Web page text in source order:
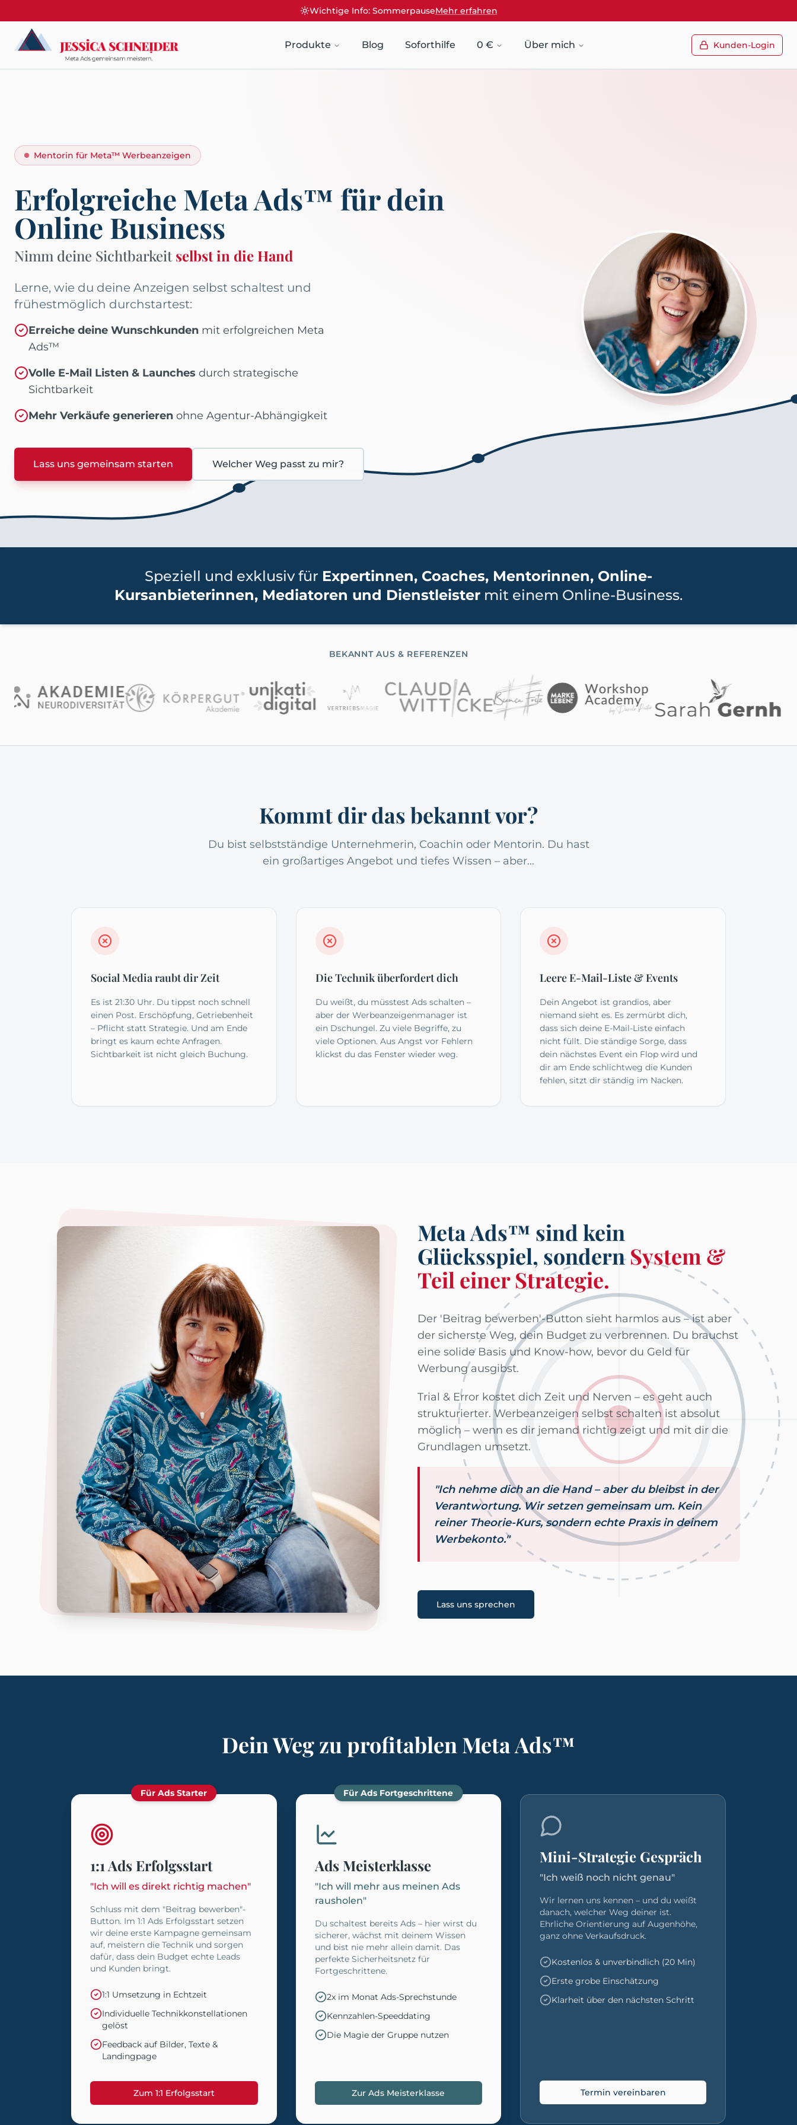
Wichtige Info: SommerpauseMehr erfahren
Produkte Blog Soforthilfe 0 € Über mich Kunden-Login
Mentorin für Meta™ Werbeanzeigen
Erfolgreiche Meta Ads™ für dein
Online Business
Nimm deine Sichtbarkeitselbst in die Hand
Lerne, wie du deine Anzeigen selbst schaltest und
frühestmöglich durchstartest:
Erreiche deine Wunschkunden mit erfolgreichen Meta
Ads™
Volle E-Mail Listen & Launches durch strategische
Sichtbarkeit
Mehr Verkäufe generieren ohne Agentur-Abhängigkeit
Lass uns gemeinsam starten Welcher Weg passt zu mir?
Speziell und exklusiv für Expertinnen, Coaches, Mentorinnen, Online-
Kursanbieterinnen, Mediatoren und Dienstleister mit einem Online-Business.
BEKANNT AUS & REFERENZEN
Kommt dir das bekannt vor?
Du bist selbstständige Unternehmerin, Coachin oder Mentorin. Du hast
ein großartiges Angebot und tiefes Wissen – aber...
Social Media raubt dir Zeit
Es ist 21:30 Uhr. Du tippst noch schnell
einen Post. Erschöpfung, Getriebenheit
– Pflicht statt Strategie. Und am Ende
bringt es kaum echte Anfragen.
Sichtbarkeit ist nicht gleich Buchung.
Die Technik überfordert dich
Du weißt, du müsstest Ads schalten –
aber der Werbeanzeigenmanager ist
ein Dschungel. Zu viele Begriffe, zu
viele Optionen. Aus Angst vor Fehlern
klickst du das Fenster wieder weg.
Leere E-Mail-Liste & Events
Dein Angebot ist grandios, aber
niemand sieht es. Es zermürbt dich,
dass sich deine E-Mail-Liste einfach
nicht füllt. Die ständige Sorge, dass
dein nächstes Event ein Flop wird und
dir am Ende schlichtweg die Kunden
fehlen, sitzt dir ständig im Nacken.
Meta Ads™ sind kein
Glücksspiel, sondernSystem &
Teil einer Strategie.
Der 'Beitrag bewerben'-Button sieht harmlos aus – ist aber
der sicherste Weg, dein Budget zu verbrennen. Du brauchst
eine solide Basis und Know-how, bevor du Geld für
Werbung ausgibst.
Trial & Error kostet dich Zeit und Nerven – es geht auch
strukturierter. Werbeanzeigen selbst schalten ist absolut
möglich – wenn es dir jemand richtig zeigt und mit dir die
Grundlagen umsetzt.
"Ich nehme dich an die Hand – aber du bleibst in der
Verantwortung. Wir setzen gemeinsam um. Kein
reiner Theorie-Kurs, sondern echte Praxis in deinem
Werbekonto."
Lass uns sprechen
Dein Weg zu profitablen Meta Ads™
Für Ads Starter
1:1 Ads Erfolgsstart
"Ich will es direkt richtig machen"
Schluss mit dem "Beitrag bewerben"-
Button. Im 1:1 Ads Erfolgsstart setzen
wir deine erste Kampagne gemeinsam
auf, meistern die Technik und sorgen
dafür, dass dein Budget echte Leads
und Kunden bringt.
1:1 Umsetzung in Echtzeit
Individuelle Technikkonstellationen
gelöst
Feedback auf Bilder, Texte &
Landingpage
Zum 1:1 Erfolgsstart
Für Ads Fortgeschrittene
Ads Meisterklasse
"Ich will mehr aus meinen Ads
rausholen"
Du schaltest bereits Ads – hier wirst du
sicherer, wächst mit deinem Wissen
und bist nie mehr allein damit. Das
perfekte Sicherheitsnetz für
Fortgeschrittene.
2x im Monat Ads-Sprechstunde
Kennzahlen-Speeddating
Die Magie der Gruppe nutzen
Zur Ads Meisterklasse
Mini-Strategie Gespräch
"Ich weiß noch nicht genau"
Wir lernen uns kennen – und du weißt
danach, welcher Weg deiner ist.
Ehrliche Orientierung auf Augenhöhe,
ganz ohne Verkaufsdruck.
Kostenlos & unverbindlich (20 Min)
Erste grobe Einschätzung
Klarheit über den nächsten Schritt
Termin vereinbaren